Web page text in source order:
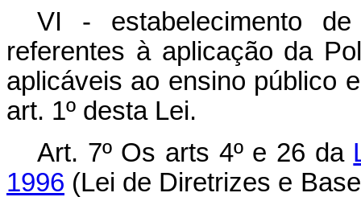
VI - estabelecimento
referentes à aplicação da
aplicáveis ao ensino público
art. 1º desta Lei.
Art. 7º Os arts 4º e 26 da
1996 (Lei de Diretrizes e